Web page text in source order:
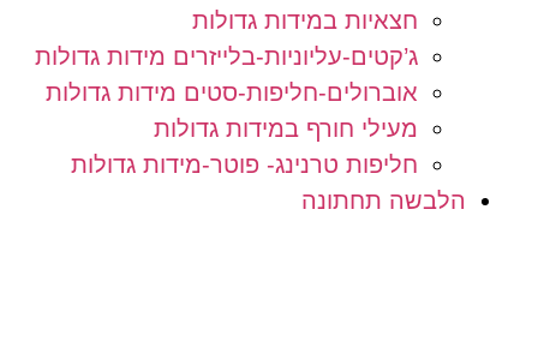
חצאיות במידות גדולות
ג’קטים-עליוניות-בלייזרים מידות גדולות
אוברולים-חליפות-סטים מידות גדולות
מעילי חורף במידות גדולות
חליפות טרנינג- פוטר-מידות גדולות
הלבשה תחתונה